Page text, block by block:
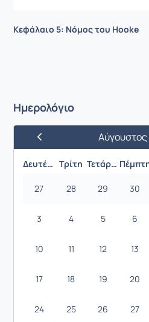
Κεφάλαιο 5: Νόμος του Hooke
Ημερολόγιο
Προηγούμενος Μήνας
Δευτέρα Τρίτη Τετάρτη
27 28 29 30
3 4 5 6
10 11 12 13
17 18 19 20
24 25 26 27